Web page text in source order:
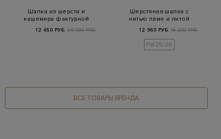
Шапка из шерсти и
кашемира фактурной
12 650 РУБ. 25 300 РУБ.
Шерстяная шапка с
нитью ламе и литой
12 960 РУБ. 16 200 РУБ.
FW25/26
ВСЕ ТОВАРЫ БРЕНДА